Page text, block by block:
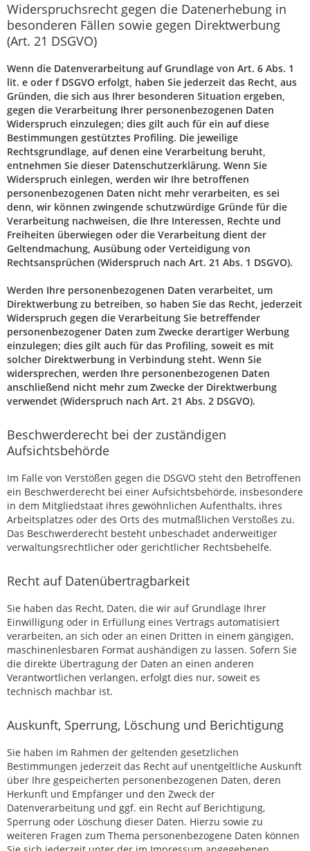
Widerspruchsrecht gegen die Datenerhebung in
besonderen Fällen sowie gegen Direktwerbung
(Art. 21 DSGVO)
Wenn die Datenverarbeitung auf Grundlage von Art. 6 Abs. 1
lit. e oder f DSGVO erfolgt, haben Sie jederzeit das Recht, aus
Gründen, die sich aus Ihrer besonderen Situation ergeben,
gegen die Verarbeitung Ihrer personenbezogenen Daten
Widerspruch einzulegen; dies gilt auch für ein auf diese
Bestimmungen gestütztes Profiling. Die jeweilige
Rechtsgrundlage, auf denen eine Verarbeitung beruht,
entnehmen Sie dieser Datenschutzerklärung. Wenn Sie
Widerspruch einlegen, werden wir Ihre betroffenen
personenbezogenen Daten nicht mehr verarbeiten, es sei
denn, wir können zwingende schutzwürdige Gründe für die
Verarbeitung nachweisen, die Ihre Interessen, Rechte und
Freiheiten überwiegen oder die Verarbeitung dient der
Geltendmachung, Ausübung oder Verteidigung von
Rechtsansprüchen (Widerspruch nach Art. 21 Abs. 1 DSGVO).
Werden Ihre personenbezogenen Daten verarbeitet, um
Direktwerbung zu betreiben, so haben Sie das Recht, jederzeit
Widerspruch gegen die Verarbeitung Sie betreffender
personenbezogener Daten zum Zwecke derartiger Werbung
einzulegen; dies gilt auch für das Profiling, soweit es mit
solcher Direktwerbung in Verbindung steht. Wenn Sie
widersprechen, werden Ihre personenbezogenen Daten
anschließend nicht mehr zum Zwecke der Direktwerbung
verwendet (Widerspruch nach Art. 21 Abs. 2 DSGVO).
Beschwerderecht bei der zuständigen
Aufsichtsbehörde
Im Falle von Verstößen gegen die DSGVO steht den Betroffenen
ein Beschwerderecht bei einer Aufsichtsbehörde, insbesondere
in dem Mitgliedstaat ihres gewöhnlichen Aufenthalts, ihres
Arbeitsplatzes oder des Orts des mutmaßlichen Verstoßes zu.
Das Beschwerderecht besteht unbeschadet anderweitiger
verwaltungsrechtlicher oder gerichtlicher Rechtsbehelfe.
Recht auf Datenübertragbarkeit
Sie haben das Recht, Daten, die wir auf Grundlage Ihrer
Einwilligung oder in Erfüllung eines Vertrags automatisiert
verarbeiten, an sich oder an einen Dritten in einem gängigen,
maschinenlesbaren Format aushändigen zu lassen. Sofern Sie
die direkte Übertragung der Daten an einen anderen
Verantwortlichen verlangen, erfolgt dies nur, soweit es
technisch machbar ist.
Auskunft, Sperrung, Löschung und Berichtigung
Sie haben im Rahmen der geltenden gesetzlichen
Bestimmungen jederzeit das Recht auf unentgeltliche Auskunft
über Ihre gespeicherten personenbezogenen Daten, deren
Herkunft und Empfänger und den Zweck der
Datenverarbeitung und ggf. ein Recht auf Berichtigung,
Sperrung oder Löschung dieser Daten. Hierzu sowie zu
weiteren Fragen zum Thema personenbezogene Daten können